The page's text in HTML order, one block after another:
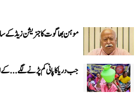
موہن بھاگوت کا جنریشن زیڈ کے
جب دریا کا پانی کم پڑنے